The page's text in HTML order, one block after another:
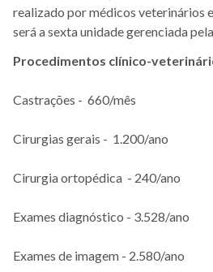
realizado por médicos veterinários
será a sexta unidade gerenciada
Procedimentos clínico-
Castrações - 660/mês
Cirurgias gerais - 1.200/ano
Cirurgia ortopédica - 240/ano
Exames diagnóstico - 3.528/ano
Exames de imagem - 2.580/ano